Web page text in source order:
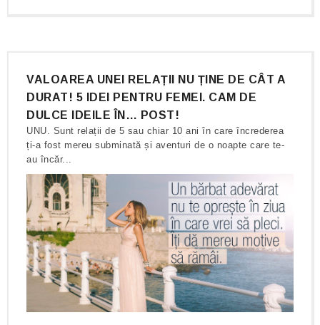
VALOAREA UNEI RELAȚII NU ȚINE DE CÂT A
DURAT! 5 IDEI PENTRU FEMEI. CAM DE
DULCE IDEILE ÎN… POST!
UNU. Sunt relații de 5 sau chiar 10 ani în care încrederea
ți-a fost mereu subminată și aventuri de o noapte care te-
au încăr...